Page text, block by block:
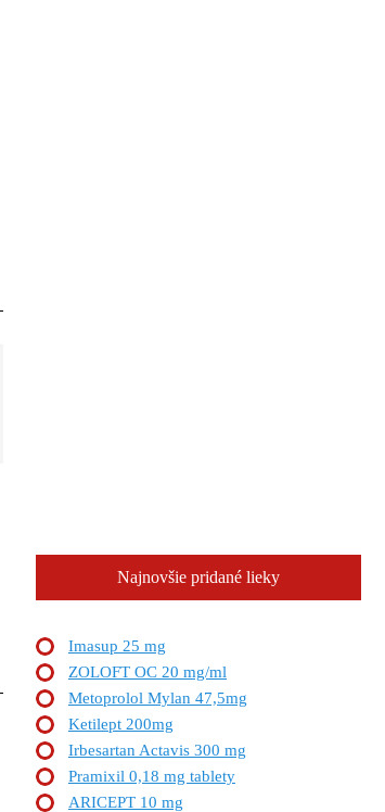
Najnovšie pridané lieky
Imasup 25 mg
ZOLOFT OC 20 mg/ml
Metoprolol Mylan 47,5mg
Ketilept 200mg
Irbesartan Actavis 300 mg
Pramixil 0,18 mg tablety
ARICEPT 10 mg